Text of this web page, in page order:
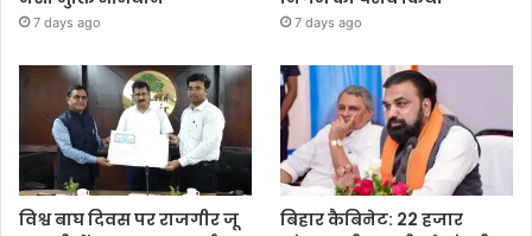
7 days ago 7 days ago
विश्व बाघ दिवस पर राजगीर जू
बिहार कैबिनेट: 22 हजार